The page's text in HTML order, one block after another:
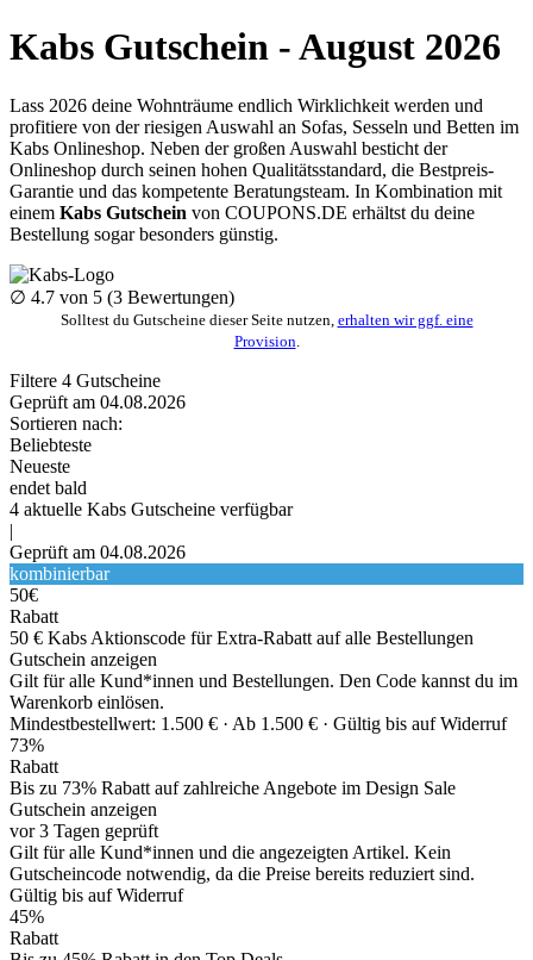
Kabs Gutschein - August 2026
Lass 2026 deine Wohnträume endlich Wirklichkeit werden und
profitiere von der riesigen Auswahl an Sofas, Sesseln und Betten im
Kabs Onlineshop. Neben der großen Auswahl besticht der
Onlineshop durch seinen hohen Qualitätsstandard, die Bestpreis-
Garantie und das kompetente Beratungsteam. In Kombination mit
einem Kabs Gutschein von COUPONS.DE erhältst du deine
Bestellung sogar besonders günstig.
∅ 4.7 von 5 (3 Bewertungen)
Solltest du Gutscheine dieser Seite nutzen, erhalten wir ggf. eine
Provision
Filtere 4 Gutscheine
Geprüft am 04.08.2026
Sortieren nach:
Beliebteste
Neueste
endet bald
4 aktuelle Kabs Gutscheine verfügbar
|
Geprüft am 04.08.2026
kombinierbar
50€
Rabatt
50 € Kabs Aktionscode für Extra-Rabatt auf alle Bestellungen
Gutschein anzeigen
Gilt für alle Kund*innen und Bestellungen. Den Code kannst du im
Warenkorb einlösen.
Mindestbestellwert: 1.500 € · Ab 1.500 € · Gültig bis auf Widerruf
73%
Rabatt
Bis zu 73% Rabatt auf zahlreiche Angebote im Design Sale
Gutschein anzeigen
vor 3 Tagen geprüft
Gilt für alle Kund*innen und die angezeigten Artikel. Kein
Gutscheincode notwendig, da die Preise bereits reduziert sind.
Gültig bis auf Widerruf
45%
Rabatt